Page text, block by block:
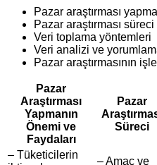
Pazar araştırması
Pazar araştırması süreci
Veri toplama yöntemleri
Veri analizi ve
Pazar araştırmasının
Pazar
Araştırması
Yapmanın
Önemi ve
Faydaları
Pazar
Süreci
– Tüketicilerin
– Amaç ve